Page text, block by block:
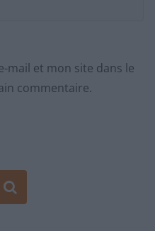
mail et mon site dans le
commentaire.